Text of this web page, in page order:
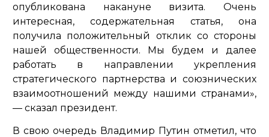
опубликована накануне визита. Очень
интересная, содержательная статья, она
получила положительный отклик со стороны
нашей общественности. Мы будем и далее
работать в направлении укрепления
стратегического партнерства и союзнических
взаимоотношений между нашими странами»,
— сказал президент.
В свою очередь Владимир Путин отметил, что